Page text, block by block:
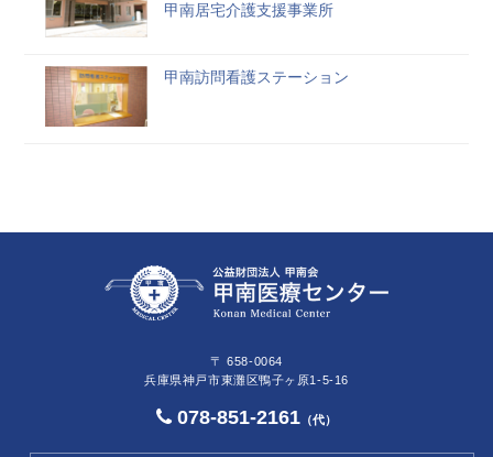
甲南居宅介護支援事業所
甲南訪問看護ステーション
〒 658-0064
兵庫県神戸市東灘区鴨子ヶ原1-5-16
078-851-2161 （代）